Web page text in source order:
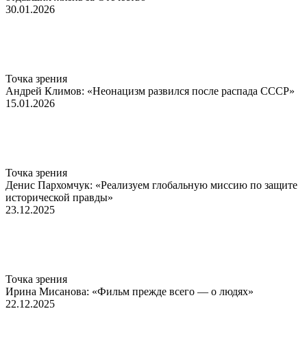
30.01.2026
Точка зрения
Андрей Климов: «Неонацизм развился после распада СССР»
15.01.2026
Точка зрения
Денис Пархомчук: «Реализуем глобальную миссию по защите
исторической правды»
23.12.2025
Точка зрения
Ирина Мисанова: «Фильм прежде всего — о людях»
22.12.2025